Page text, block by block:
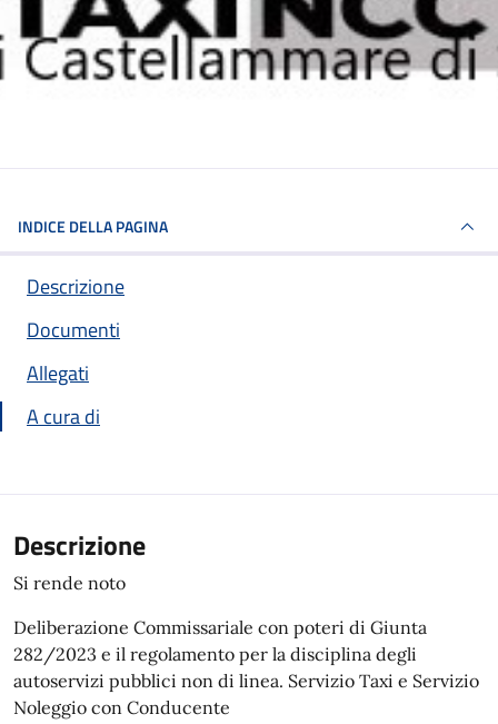
INDICE DELLA PAGINA
Descrizione
Documenti
Allegati
A cura di
Descrizione
Si rende noto
Deliberazione Commissariale con poteri di Giunta
282/2023 e il regolamento per la disciplina degli
autoservizi pubblici non di linea. Servizio Taxi e Servizio
Noleggio con Conducente